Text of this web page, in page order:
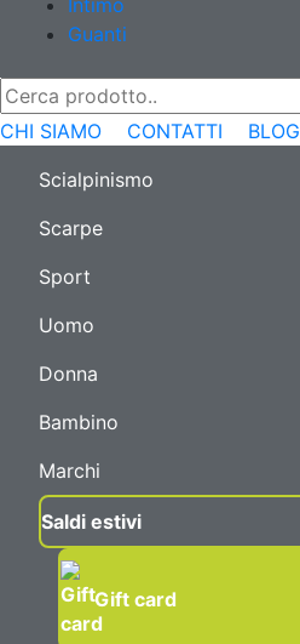
Intimo
Guanti
CHI SIAMO CONTATTI
BLOG
Scialpinismo
Scarpe
Sport
Uomo
Donna
Bambino
Marchi
Saldi estivi
Gift card